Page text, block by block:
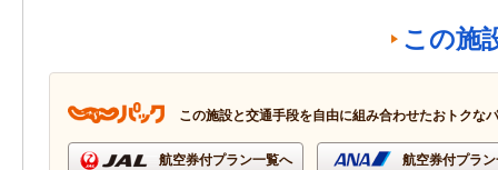
この施
この施設と交通手段を自由に組み合わせたおトクな
航空券付プラン一覧へ 航空券付プラ